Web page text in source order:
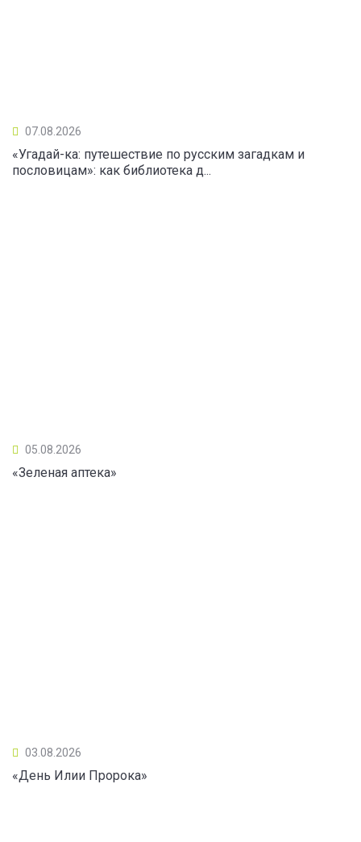
07.08.2026
«Угадай-ка: путешествие по русским загадкам и
пословицам»: как библиотека д...
05.08.2026
«Зеленая аптека»
03.08.2026
«День Илии Пророка»